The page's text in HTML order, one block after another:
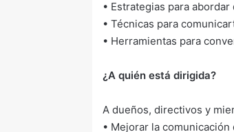
• Estrategias para
• Técnicas para
• Herramientas para
¿A quién está dirigida?
A dueños, directivos y
• Mejorar la